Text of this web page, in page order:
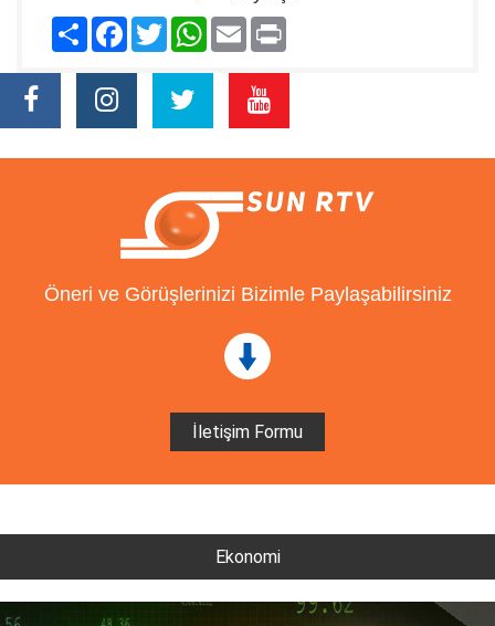
PaylaşFacebook
TwitterWhatsApp
Email
Öneri ve Görüşlerinizi Bizimle Paylaşabilirsiniz
İletişim Formu
Ekonomi